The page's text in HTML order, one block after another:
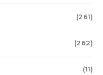
(261)
(262)
(11)